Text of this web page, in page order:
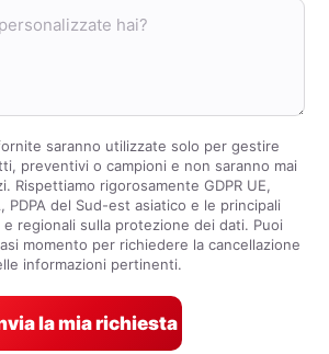
saranno utilizzate solo per gestire
preventivi o campioni e non saranno mai
Rispettiamo rigorosamente GDPR UE,
PDPA del Sud-est asiatico e le principali
e regionali sulla protezione dei dati. Puoi
momento per richiedere la cancellazione
informazioni pertinenti.
la mia richiesta